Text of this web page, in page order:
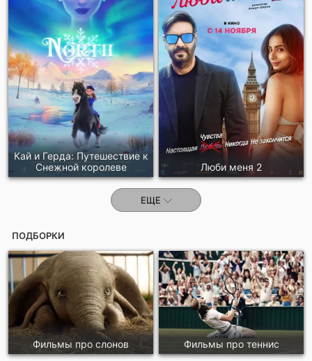
Кай и Герда: Путешествие к
Снежной королеве
Люби меня 2
ЕЩЕ
ПОДБОРКИ
Фильмы про слонов Фильмы про теннис